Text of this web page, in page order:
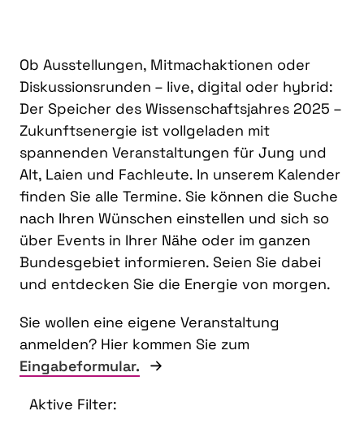
Ob Ausstellungen, Mitmachaktionen oder
Diskussionsrunden – live, digital oder hybrid:
Der Speicher des Wissenschaftsjahres 2025 –
Zukunftsenergie ist vollgeladen mit
spannenden Veranstaltungen für Jung und
Alt, Laien und Fachleute. In unserem Kalender
finden Sie alle Termine. Sie können die Suche
nach Ihren Wünschen einstellen und sich so
über Events in Ihrer Nähe oder im ganzen
Bundesgebiet informieren. Seien Sie dabei
und entdecken Sie die Energie von morgen.
Sie wollen eine eigene Veranstaltung
anmelden? Hier kommen Sie zum
Eingabeformular.
Aktive Filter: